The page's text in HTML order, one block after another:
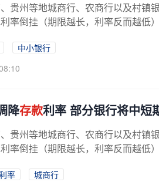
贵州等地城商行、农商行以及村镇
率倒挂（期限越长，利率反而越低
中小银行
降存款利率 部分银行将中短
贵州等地城商行、农商行以及村镇
率倒挂（期限越长，利率反而越低
率
城商行